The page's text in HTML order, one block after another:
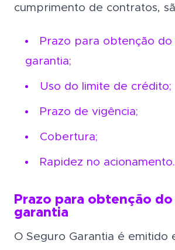
cumprimento de contratos,
Prazo para obtenção do
garantia;
Uso do limite de crédito;
Prazo de vigência;
Cobertura;
Rapidez no acionamento.
Prazo para obtenção
garantia
O Seguro Garantia é emitido